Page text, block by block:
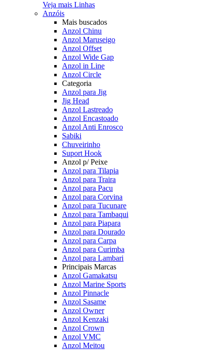
Veja mais Linhas
Anzóis
Mais buscados
Anzol Chinu
Anzol Maruseigo
Anzol Offset
Anzol Wide Gap
Anzol in Line
Anzol Circle
Categoria
Anzol para Jig
Jig Head
Anzol Lastreado
Anzol Encastoado
Anzol Anti Enrosco
Sabiki
Chuveirinho
Suport Hook
Anzol p/ Peixe
Anzol para Tilapia
Anzol para Traira
Anzol para Pacu
Anzol para Corvina
Anzol para Tucunare
Anzol para Tambaqui
Anzol para Piapara
Anzol para Dourado
Anzol para Carpa
Anzol para Curimba
Anzol para Lambari
Principais Marcas
Anzol Gamakatsu
Anzol Marine Sports
Anzol Pinnacle
Anzol Sasame
Anzol Owner
Anzol Kenzaki
Anzol Crown
Anzol VMC
Anzol Meitou